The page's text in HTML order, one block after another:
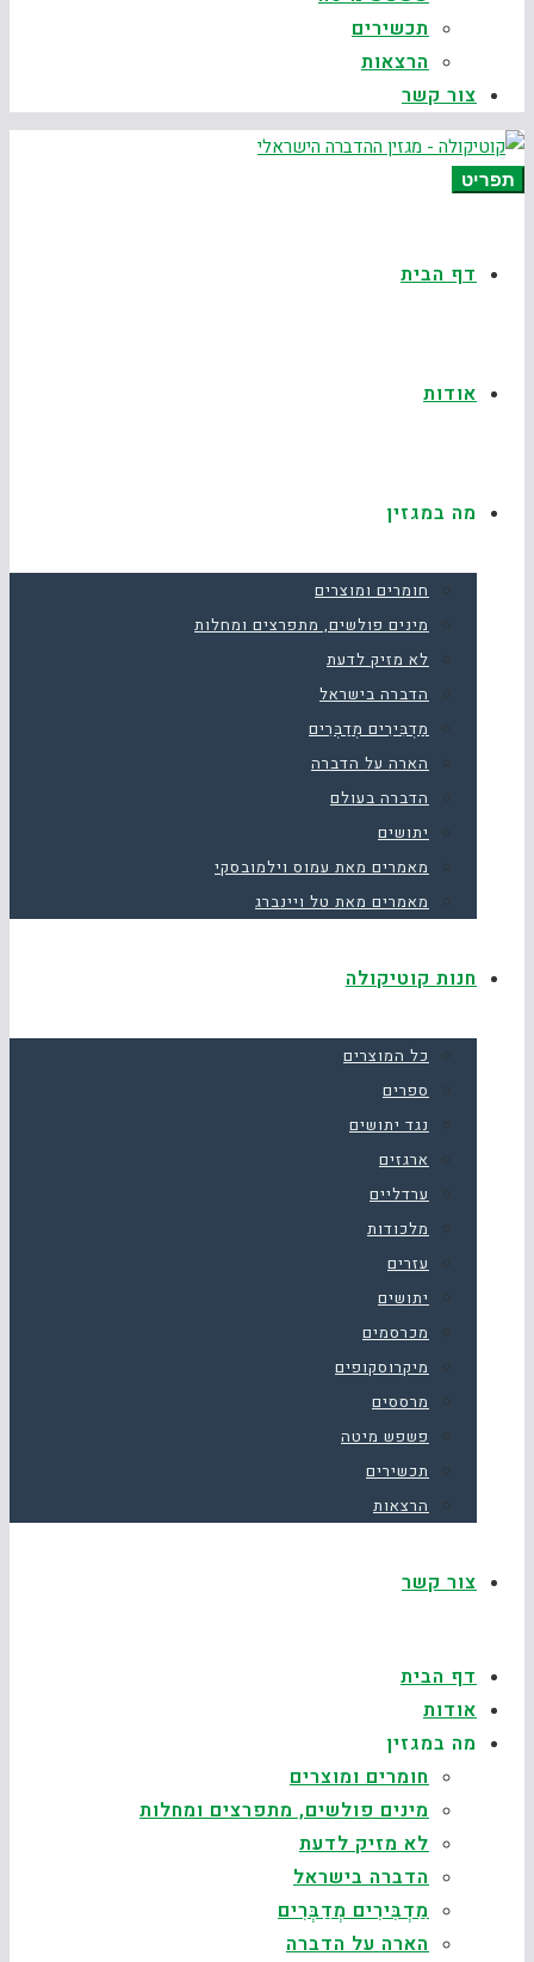
תכשירים
הרצאות
צור קשר
תפריט
דף הבית
אודות
מה במגזין
חומרים ומוצרים
מינים פולשים, מתפרצים ומחלות
לא מזיק לדעת
הדברה בישראל
מַדְבִּירִים מְדַבְּרִים
הארה על הדברה
הדברה בעולם
יתושים
מאמרים מאת עמוס וילמובסקי
מאמרים מאת טל ויינברג
חנות קוטיקולה
כל המוצרים
ספרים
נגד יתושים
ארגזים
ערדליים
מלכודות
עזרים
יתושים
מכרסמים
מיקרוסקופים
מרססים
פשפש מיטה
תכשירים
הרצאות
צור קשר
דף הבית
אודות
מה במגזין
חומרים ומוצרים
מינים פולשים, מתפרצים ומחלות
לא מזיק לדעת
הדברה בישראל
מַדְבִּירִים מְדַבְּרִים
הארה על הדברה